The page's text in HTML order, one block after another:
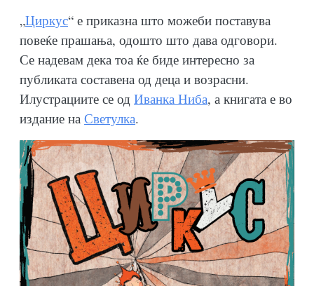
„Циркус“ е приказна што можеби поставува
повеќе прашања, одошто што дава одговори.
Се надевам дека тоа ќе биде интересно за
публиката составена од деца и возрасни.
Илустрациите се одИванка Ниба, а книгата е во
издание наСветулка.